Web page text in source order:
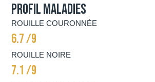
Profil Maladies
ROUILLE COURONNÉE
6.7 /9
ROUILLE NOIRE
7.1 /9